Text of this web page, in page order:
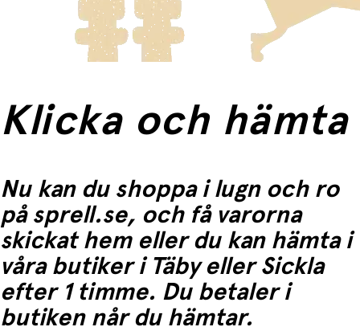
Fri frakt när du handlar för mer än 1500:-
Klicka och hämta
Nu kan du shoppa i lugn och ro
på sprell.se, och få varorna
skickat hem eller du kan hämta i
våra butiker i Täby eller Sickla
efter 1 timme. Du betaler i
butiken når du hämtar.